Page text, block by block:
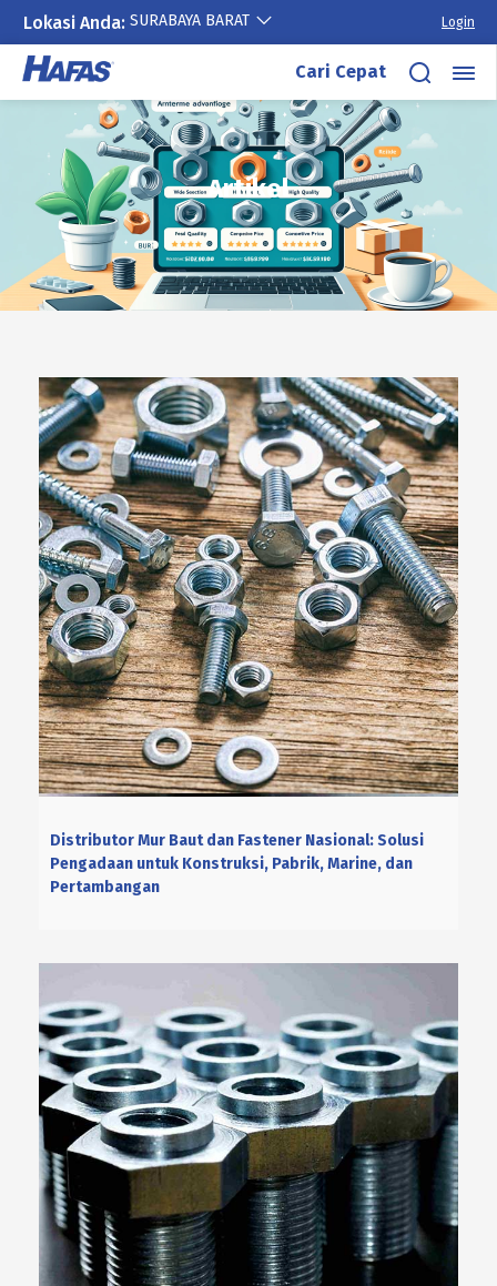
Lokasi Anda: SURABAYA BARAT Login
Lewati
Cari Cepat
Artikel
Distributor Mur Baut dan Fastener Nasional: Solusi
Pengadaan untuk Konstruksi, Pabrik, Marine, dan
Pertambangan